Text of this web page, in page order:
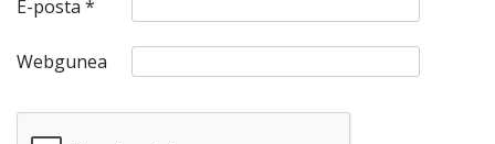
E-posta *
Webgunea